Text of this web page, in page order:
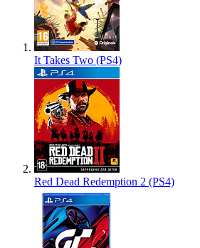
It Takes Two (PS4)
Red Dead Redemption 2 (PS4)